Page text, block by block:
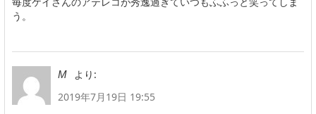
う。
M
より:
2019年7月19日 19:55